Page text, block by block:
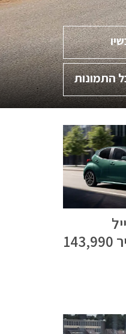
התמונות
משתדרגת. המחיר 143,990